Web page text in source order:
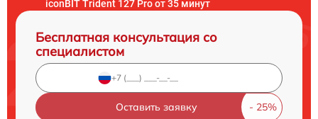
iconBIT Trident 127 Pro от 35 минут
Бесплатная консультация со
специалистом
Оставить заявку